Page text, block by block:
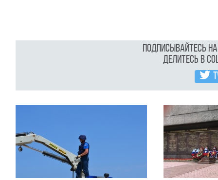
Подписывайтесь
Делитесь в